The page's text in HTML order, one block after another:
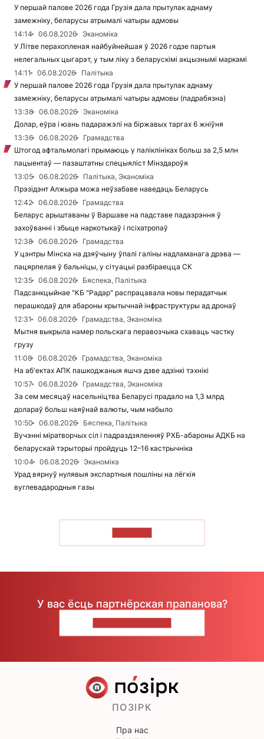
У першай палове 2026 года Грузія дала прытулак аднаму
замежніку, беларусы атрымалі чатыры адмовы
14:14
06.08.2026
Эканоміка
У Літве перахопленая найбуйнейшая ў 2026 годзе партыя
нелегальных цыгарэт, у тым ліку з беларускімі акцызнымі маркамі
14:11
06.08.2026
Палітыка
У першай палове 2026 года Грузія дала прытулак аднаму
замежніку, беларусы атрымалі чатыры адмовы (падрабязна)
13:38
06.08.2026
Эканоміка
Долар, еўра і юань падаражэлі на біржавых таргах 6 жніўня
13:36
06.08.2026
Грамадства
Штогод афтальмолагі прымаюць у паліклініках больш за 2,5 млн
пацыентаў — пазаштатны спецыяліст Мінздароўя
13:05
06.08.2026
Палітыка, Эканоміка
Прэзідэнт Алжыра можа неўзабаве наведаць Беларусь
12:42
06.08.2026
Грамадства
Беларус арыштаваны ў Варшаве на падставе падазрэння ў
захоўванні і збыце наркотыкаў і псіхатропаў
12:38
06.08.2026
Грамадства
У цэнтры Мінска на дзяўчыну ўпалі галіны надламанага дрэва —
пацярпелая ў бальніцы, у сітуацыі разбіраецца СК
12:35
06.08.2026
Бяспека, Палітыка
Падсанкцыйнае "КБ "Радар" распрацавала новы перадатчык
перашкодаў для абароны крытычнай інфраструктуры ад дронаў
12:31
06.08.2026
Грамадства, Эканоміка
Мытня выкрыла намер польскага перавозчыка схаваць частку
грузу
11:08
06.08.2026
Грамадства, Эканоміка
На аб'ектах АПК пашкоджаныя яшчэ дзве адзінкі тэхнікі
10:57
06.08.2026
Грамадства, Эканоміка
За сем месяцаў насельніцтва Беларусі прадало на 1,3 млрд
долараў больш наяўнай валюты, чым набыло
10:50
06.08.2026
Бяспека, Палітыка
Вучэнні міратворчых сіл і падраздзяленняў РХБ-абароны АДКБ на
беларускай тэрыторыі пройдуць 12–16 кастрычніка
10:04
06.08.2026
Эканоміка
Урад вярнуў нулявыя экспартныя пошліны на лёгкія
вуглевадародныя газы
У вас ёсць партнёрская прапанова?
ПОЗІРК
Пра нас